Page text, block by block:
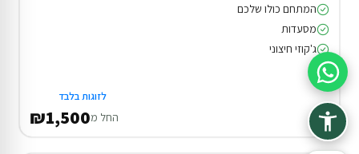
המתחם כולו שלכם
מסעדות
ג'קוזי חיצוני
לזוגות בלבד
החל מ₪1,500
סיוע בהזמנה